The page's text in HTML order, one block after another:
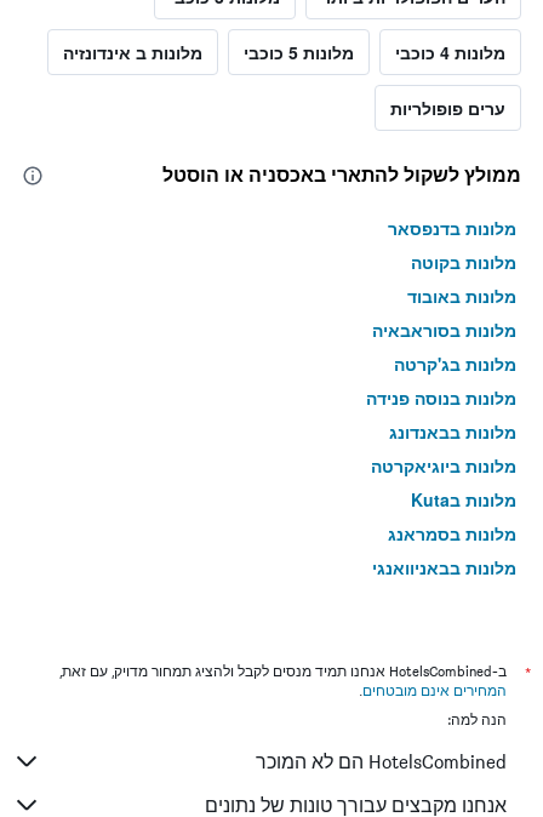
מלונות 4 כוכבי מלונות 5 כוכבי מלונות ב אינדונזיה
ערים פופולריות
ממולץ לשקול להתארי באכסניה או הוסטל
מלונות בדנפסאר
מלונות בקוטה
מלונות באובוד
מלונות בסוראבאיה
מלונות בג'קרטה
מלונות בנוסה פנידה
מלונות בבאנדונג
מלונות ביוגיאקרטה
מלונות בKuta
מלונות בסמראנג
מלונות בבאניוואנגי
*
ב-HotelsCombined אנחנו תמיד מנסים לקבל ולהציג תמחור מדויק, עם זאת,
המחירים אינם מובטחים.
הנה למה:
HotelsCombined הם לא המוכר
אנחנו מקבצים עבורך טונות של נתונים